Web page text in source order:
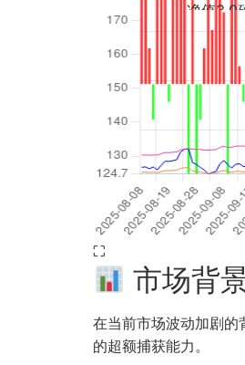
⛶
净值3.0确实亮眼，但最大
市场背
在当前市场波动加剧的
的超额捕获能力。